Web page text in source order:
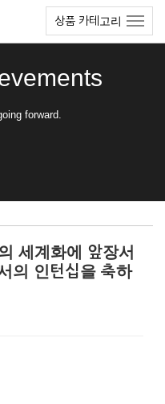
상품 카테고리
forward.
세계화에 앞장서
의 인턴십을 축하